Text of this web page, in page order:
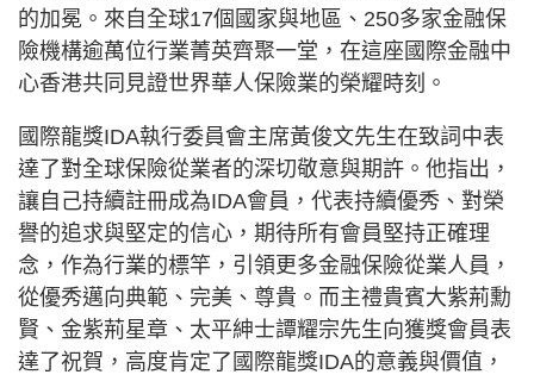
的加冕。來自全球17個國家與地區、250多家金融保
險機構逾萬位行業菁英齊聚一堂，在這座國際金融中
心香港共同見證世界華人保險業的榮耀時刻。
國際龍獎IDA執行委員會主席黃俊文先生在致詞中表
達了對全球保險從業者的深切敬意與期許。他指出，
讓自己持續註冊成為IDA會員，代表持續優秀、對榮
譽的追求與堅定的信心，期待所有會員堅持正確理
念，作為行業的標竿，引領更多金融保險從業人員，
從優秀邁向典範、完美、尊貴。而主禮貴賓大紫荊勳
賢、金紫荊星章、太平紳士譚耀宗先生向獲獎會員表
達了祝賀，高度肯定了國際龍獎IDA的意義與價值，